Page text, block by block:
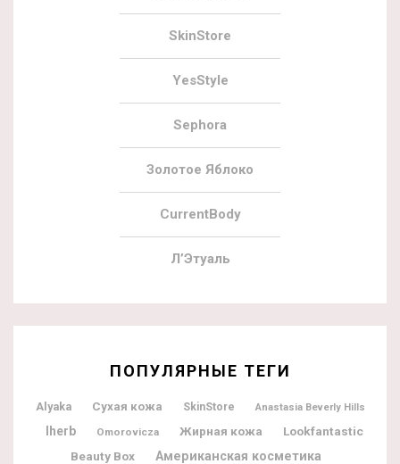
SkinStore
YesStyle
Sephora
Золотое Яблоко
CurrentBody
Л’Этуаль
ПОПУЛЯРНЫЕ ТЕГИ
Alyaka Сухая кожа SkinStore Anastasia Beverly Hills
Iherb Omorovicza Жирная кожа
Lookfantastic
Beauty Box
Американская косметика